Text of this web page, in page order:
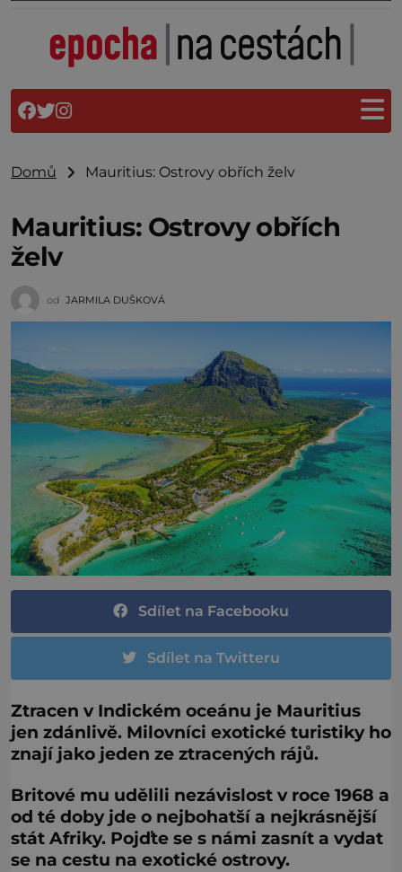
Domů Mauritius: Ostrovy obřích želv
Mauritius: Ostrovy obřích
želv
od JARMILA DUŠKOVÁ
Sdílet na Facebooku
Sdílet na Twitteru
Ztracen v Indickém oceánu je Mauritius
jen zdánlivě. Milovníci exotické turistiky ho
znají jako jeden ze ztracených rájů.
Britové mu udělili nezávislost v roce 1968 a
od té doby jde o nejbohatší a nejkrásnější
stát Afriky. Pojďte se s námi zasnít a vydat
se na cestu na exotické ostrovy.